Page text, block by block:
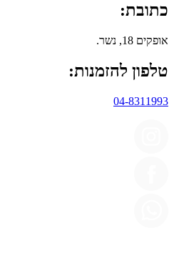
כתובת:
אופקים 18, נשר.
טלפון להזמנות:
04-8311993